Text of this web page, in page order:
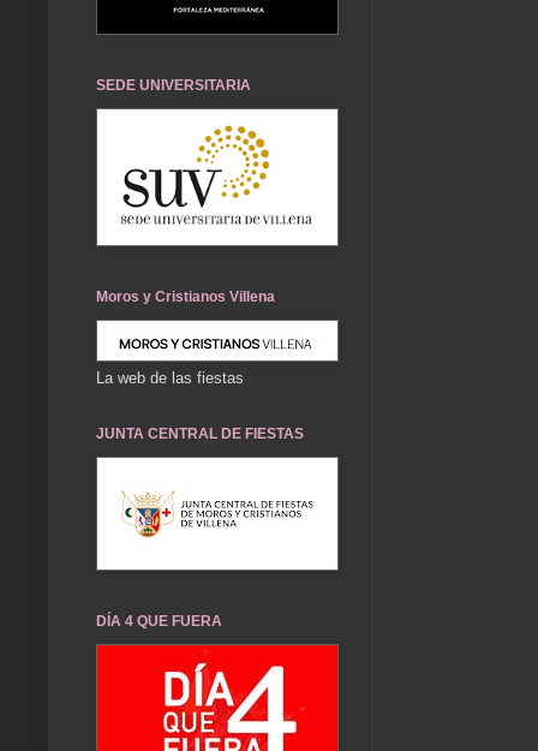
SEDE UNIVERSITARIA
Moros y Cristianos Villena
La web de las fiestas
JUNTA CENTRAL DE FIESTAS
DÍA 4 QUE FUERA